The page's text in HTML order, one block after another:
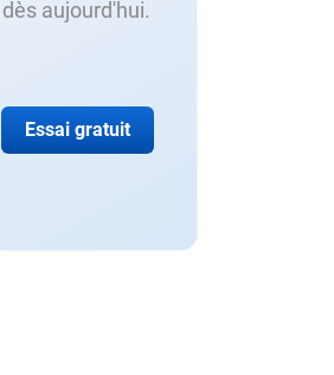
aujourd'hui.
Essai gratuit